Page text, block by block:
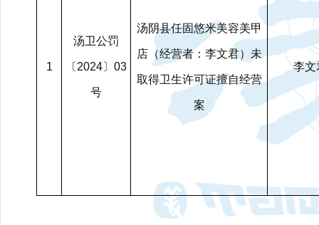
1
汤卫公罚
〔2024〕03
号
汤阴县任固悠米美容美甲
店（经营者：李文君）未
取得卫生许可证擅自经营
案
李文